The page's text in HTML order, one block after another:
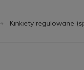
Kinkiety regulowane